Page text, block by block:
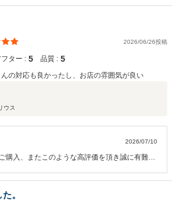
とのお言葉を大変嬉しく拝見致しました。 今後
をお送り頂けるよう、スタッフ一同確りとサポ
付き合いの程、宜しくお願い致します。2026/06/26投稿
フター : 5 品質 : 5
の対応も良かったし、お店の雰囲気が良い
ウス
2026/07/10
購入、またこのような高評価を頂き誠に有難う
いります。 何かお困りごと等御座いましたらお
今後とも末永いお付き合いの程宜しくお願い
。